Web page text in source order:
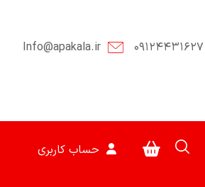
Info@apakala.ir ۰۹۱۲۴۴۳۱۶۲۷
حساب کاربری